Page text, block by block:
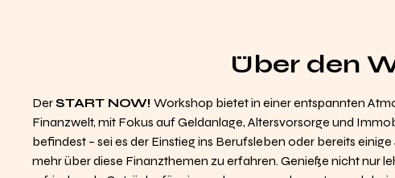
Über den
Der START NOW! Workshop bietet in einer entspannten
Finanzwelt, mit Fokus auf Geldanlage, Altersvorsorge und
befindest – sei es der Einstieg ins Berufsleben oder bereits
mehr über diese Finanzthemen zu erfahren. Genieße nicht nur